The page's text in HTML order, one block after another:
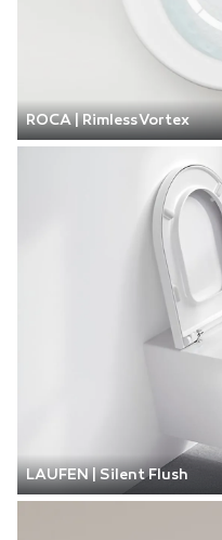
ROCA | Rimless Vortex
LAUFEN | Silent Flush